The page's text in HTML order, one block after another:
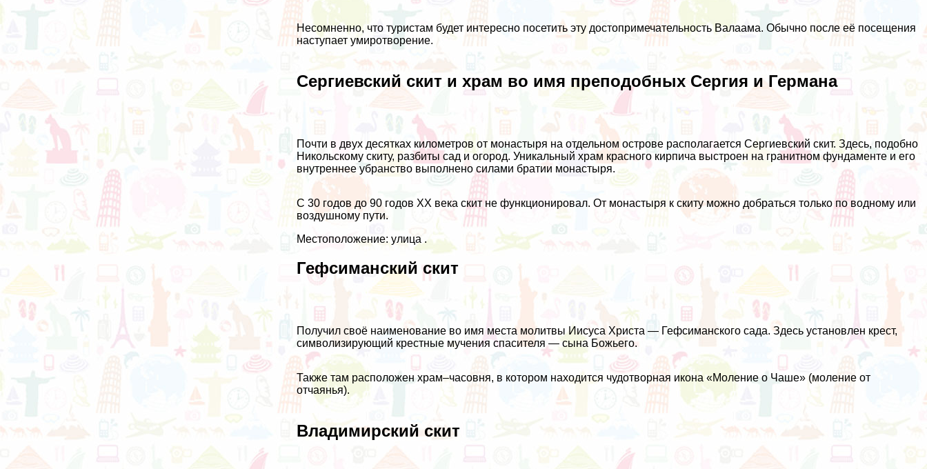
Несомненно, что туристам будет интересно посетить эту достопримечательность Валаама. Обычно после её посещения
наступает умиротворение.
Сергиевский скит и храм во имя преподобных Сергия и Германа
Почти в двух десятках километров от монастыря на отдельном острове располагается Сергиевский скит. Здесь, подобно
Никольскому скиту, разбиты сад и огород. Уникальный храм красного кирпича выстроен на гранитном фундаменте и его
внутреннее убранство выполнено силами братии монастыря.
С 30 годов до 90 годов XX века скит не функционировал. От монастыря к скиту можно добраться только по водному или
воздушному пути.
Местоположение: улица .
Гефсиманский скит
Получил своё наименование во имя места молитвы Иисуса Христа — Гефсиманского сада. Здесь установлен крест,
символизирующий крестные мучения спасителя — сына Божьего.
Также там расположен храм–часовня, в котором находится чудотворная икона «Моление о Чаше» (моление от
отчаянья).
Владимирский скит